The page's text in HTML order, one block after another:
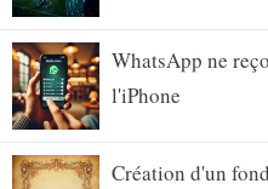
WhatsApp ne
l'iPhone
Création d'un